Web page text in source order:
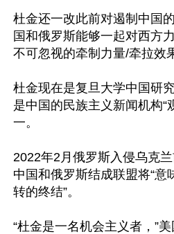
杜金还一改此前对遏制中国
国和俄罗斯能够一起对西方
不可忽视的牵制力量/牵拉效果
杜金现在是复旦大学中国研
是中国的民族主义新闻机构“
一。
2022年2月俄罗斯入侵乌克
中国和俄罗斯结成联盟将“意
转的终结”。
“杜金是一名机会主义者，”